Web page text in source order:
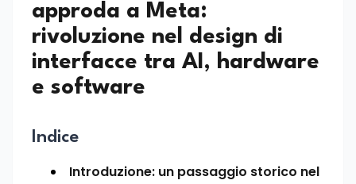
approda a Meta:
rivoluzione nel design di
interfacce tra AI, hardware
e software
Indice
Introduzione: un passaggio storico nel